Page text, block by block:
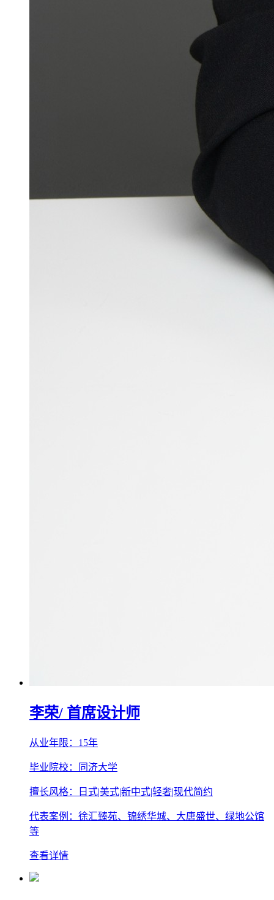
李荣/ 首席设计师
从业年限：15年
毕业院校：同济大学
擅长风格：日式|美式|新中式|轻奢|现代简约
代表案例：徐汇臻苑、锦绣华城、大唐盛世、绿地公馆
等
查看详情